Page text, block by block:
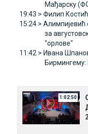
Мађарску
19:43 > Филип
15:24 >
за
"орлове"
11:42 > Ивана
1:02:50